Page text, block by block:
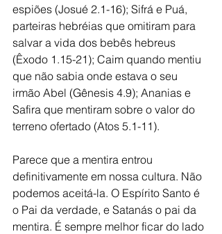
espiões (Josué 2.1-16); Sifrá e Puá,
parteiras hebréias que omitiram para
salvar a vida dos bebês hebreus
(Êxodo 1.15-21); Caim quando mentiu
que não sabia onde estava o seu
irmão Abel (Gênesis 4.9); Ananias e
Safira que mentiram sobre o valor do
terreno ofertado (Atos 5.1-11).
Parece que a mentira entrou
definitivamente em nossa cultura. Não
podemos aceitá-la. O Espírito Santo é
o Pai da verdade, e Satanás o pai da
mentira. É sempre melhor ficar do lado